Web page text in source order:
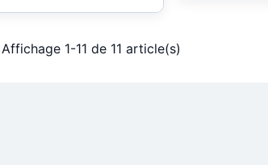
Affichage 1-11 de 11 article(s)